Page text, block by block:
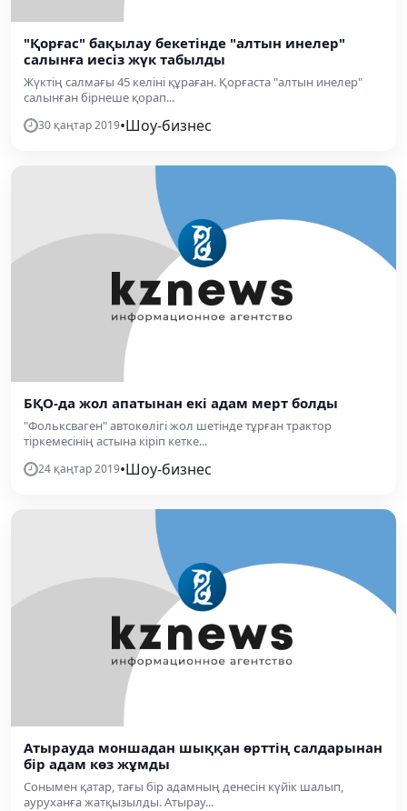
"Қорғас" бақылау бекетінде "алтын инелер"
салынға иесіз жүк табылды
Жүктің салмағы 45 келіні құраған. Қорғаста "алтын инелер"
салынған бірнеше қорап...
30 қаңтар 2019•Шоу-бизнес
БҚО-да жол апатынан екі адам мерт болды
"Фольксваген" автокөлігі жол шетінде тұрған трактор
тіркемесінің астына кіріп кетке...
24 қаңтар 2019•Шоу-бизнес
Атырауда моншадан шыққан өрттің салдарынан
бір адам көз жұмды
Сонымен қатар, тағы бір адамның денесін күйік шалып,
ауруханға жатқызылды. Атырау...